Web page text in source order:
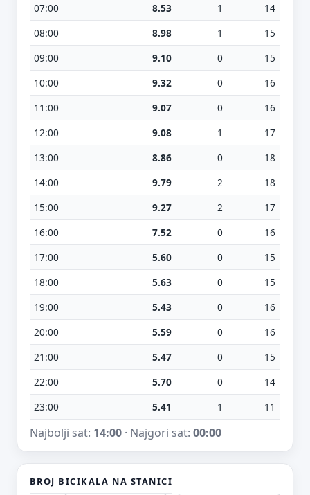
07:00
8.53 1
14
08:00
8.98 1
15
09:00
9.10 0
15
10:00
9.32 0
16
11:00
9.07 0
16
12:00
9.08 1
17
13:00
8.86 0
18
14:00
9.79 2
18
15:00
9.27 2
17
16:00
7.52 0
16
17:00
5.60 0
15
18:00
5.63 0
15
19:00
5.43 0
16
20:00
5.59 0
16
21:00
5.47 0
15
22:00
5.70 0
14
23:00
5.41 1 11
Najbolji sat: 14:00· Najgori sat: 00:00
BROJ BICIKALA NA STANICI